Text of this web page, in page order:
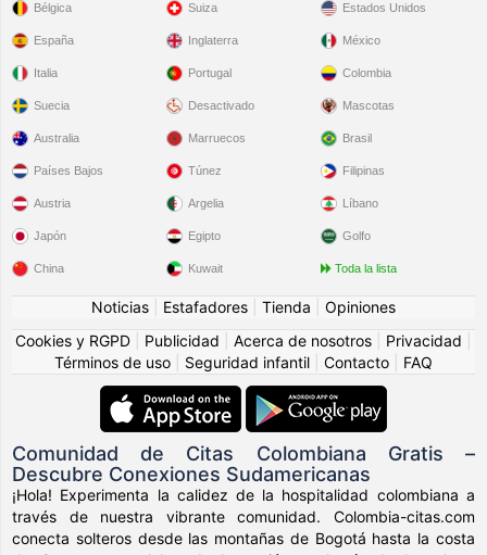
Bélgica
España
Italia
Suecia
Suiza
Inglaterra
Portugal
Desactivado
Estados Unidos
México
Colombia
Mascotas
Australia
Países Bajos
Austria
Japón
China
Marruecos
Túnez
Argelia
Egipto
Kuwait
Brasil
Filipinas
Líbano
Golfo
Toda la lista
Noticias Estafadores Tienda
Opiniones
Cookies y RGPD
Publicidad Acerca de nosotros Privacidad
Términos de uso
Seguridad infantil Contacto FAQ
Comunidad de Citas Colombiana Gratis –
Descubre Conexiones Sudamericanas
¡Hola! Experimenta la calidez de la hospitalidad colombiana a
través de nuestra vibrante comunidad. Colombia-citas.com
conecta solteros desde las montañas de Bogotá hasta la costa